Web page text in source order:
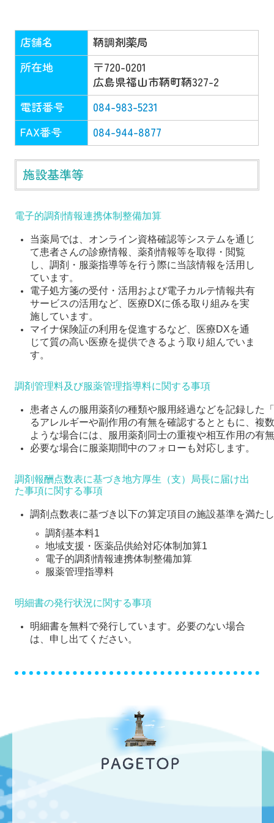
店舗名
鞆調剤薬局
所在地
〒720-0201
広島県福山市鞆町鞆327-2
電話番号
084-983-5231
FAX番号
084-944-8877
施設基準等
電子的調剤情報連携体制整備加算
当薬局では、オンライン資格確認等システムを通じ
て患者さんの診療情報、薬剤情報等を取得・閲覧
し、調剤・服薬指導等を行う際に当該情報を活用し
ています。
電子処方箋の受付・活用および電子カルテ情報共有
サービスの活用など、医療DXに係る取り組みを実
施しています。
マイナ保険証の利用を促進するなど、医療DXを通
じて質の高い医療を提供できるよう取り組んでいま
す。
調剤管理料及び服薬管理指導料に関する事項
患者さんの服用薬剤の種類や服用経過などを記録した
るアレルギーや副作用の有無を確認するとともに、複
ような場合には、服用薬剤同士の重複や相互作用の有
必要な場合に服薬期間中のフォローも対応します。
調剤報酬点数表に基づき地方厚生（支）局長に届け出
た事項に関する事項
調剤点数表に基づき以下の算定項目の施設基準を満た
調剤基本料1
地域支援・医薬品供給対応体制加算1
電子的調剤情報連携体制整備加算
服薬管理指導料
明細書の発行状況に関する事項
明細書を無料で発行しています。必要のない場合
は、申し出てください。